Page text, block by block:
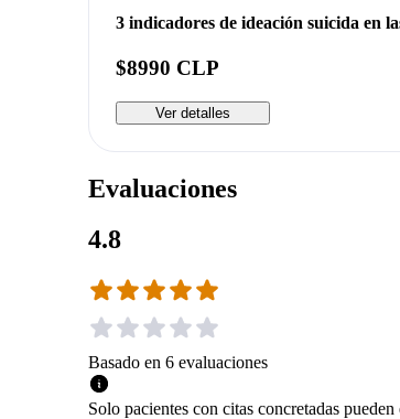
3 indicadores de ideación suicida en
$8990 CLP
Ver detalles
Evaluaciones
4.8
Basado en 6 evaluaciones
Solo pacientes con citas concretadas